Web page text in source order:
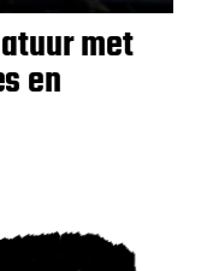
met
en